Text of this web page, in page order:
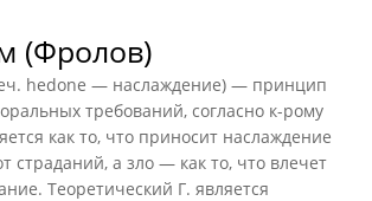
(Фролов)
hedone — наслаждение) — принцип
требований, согласно к-рому
как то, что приносит наслаждение
страданий, а зло — как то, что влечет
Теоретический Г. является